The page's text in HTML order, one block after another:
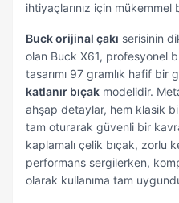
ihtiyaçlarınız için mükemmel
Buck orijinal çakı serisinin
olan Buck X61, profesyonel
tasarımı 97 gramlık hafif
katlanır bıçak modelidir.
ahşap detaylar, hem klasik
tam oturarak güvenli bir
kaplamalı çelik bıçak, zorlu
performans sergilerken,
olarak kullanıma tam